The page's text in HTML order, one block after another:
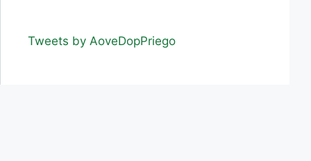
Tweets by AoveDopPriego